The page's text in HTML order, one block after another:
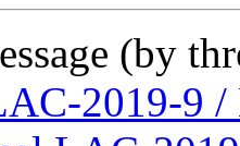
(by
2019-9